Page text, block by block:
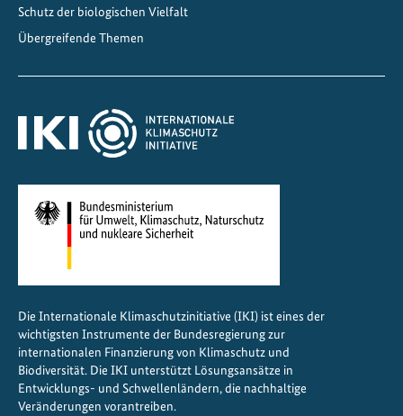
Schutz der biologischen Vielfalt
Übergreifende Themen
Die Internationale Klimaschutzinitiative (IKI) ist eines der
wichtigsten Instrumente der Bundesregierung zur
internationalen Finanzierung von Klimaschutz und
Biodiversität. Die IKI unterstützt Lösungsansätze in
Entwicklungs- und Schwellenländern, die nachhaltige
Veränderungen vorantreiben.